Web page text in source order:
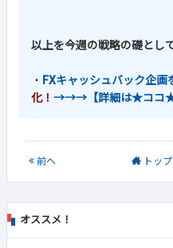
以上を今週の戦略の礎とし
・ FXキャッシュバック企画
化！ →→→【詳細は★ココ★
前へ トップ
オススメ！